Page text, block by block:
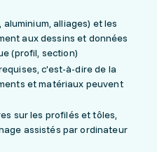
alliages) et les
aux dessins et données
(profil, section)
c'est-à-dire de la
et matériaux peuvent
sur les profilés et tôles,
assistés par ordinateur